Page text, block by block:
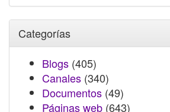
Categorías
Blogs (405)
Canales (340)
Documentos (49)
Páginas web (643)